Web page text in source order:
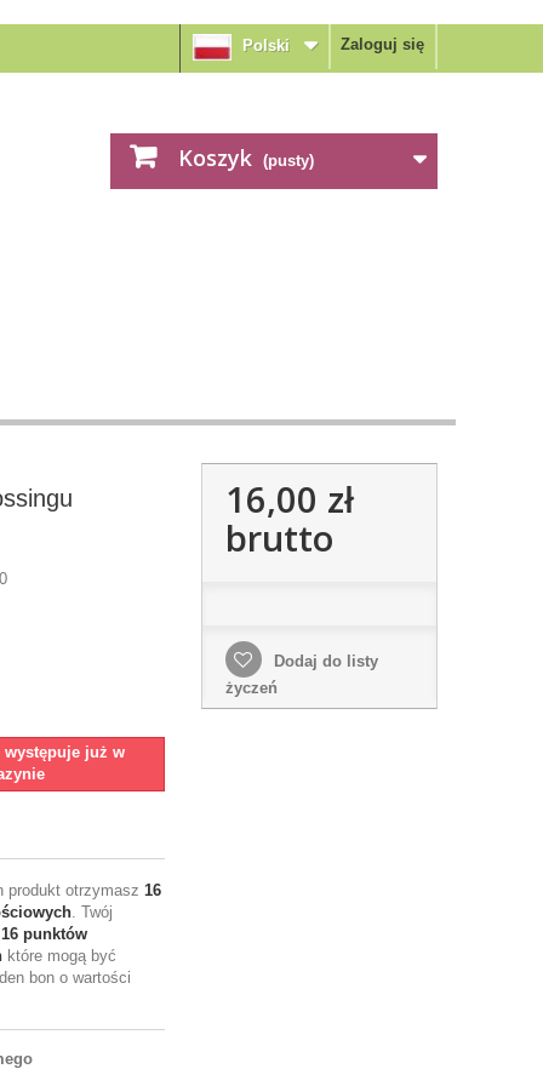
Zaloguj się
Polski
Koszyk (pusty)
występuje już w
produkt otrzymasz 16
. Twój
16 punktów
które mogą być
bon o wartości
16,00 zł
brutto
Dodaj do listy
życzeń